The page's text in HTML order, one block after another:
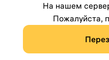
На нашем
Пожалуйста,